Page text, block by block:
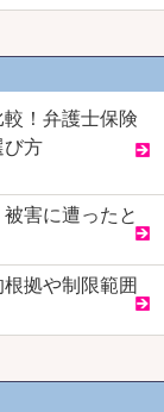
！弁護士保険
び方
害に遭ったと
拠や制限範囲